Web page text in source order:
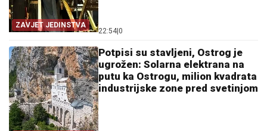
ZAVJET JEDINSTVA
22:54|0
Potpisi su stavljeni, Ostrog je
ugrožen: Solarna elektrana na
putu ka Ostrogu, milion kvadrata
industrijske zone pred svetinjom